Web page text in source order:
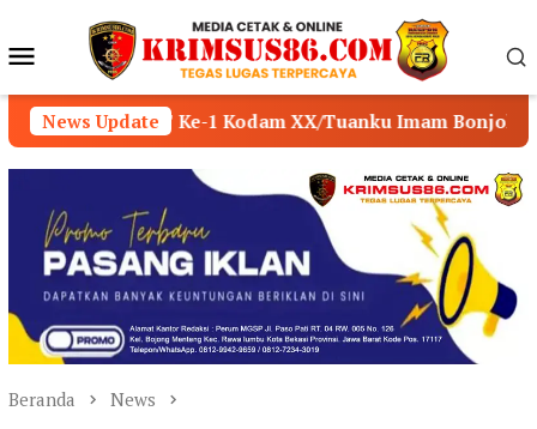
konten Menu
Mobile
News Update
1 Kodam XX/Tuanku Imam Bonjol POLSEK
Beranda News